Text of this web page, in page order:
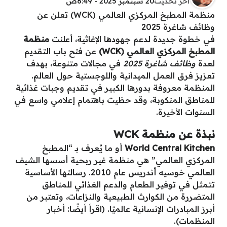
منظمة المطبخ المركزي العالمي (WCK) تعلن عن
وظائف شاغرة 2025
في خطوة جديدة لدعم جهودها الإغاثية، أعلنت منظمة
المطبخ المركزي العالمي (WCK)
عن فتح باب التقديم
لعدة وظائف شاغرة 2025
في مجالات متنوعة، بهدف
تعزيز فرق العمل الميدانية واللوجستية حول العالم.
المنظمة معروفة بدورها الكبير في تقديم وجبات غذائية
للمناطق المنكوبة، وقد حظيت باهتمام إعلامي واسع في
السنوات الأخيرة.
نبذة عن منظمة WCK
World Central Kitchen أو ما يُعرف بـ “المطبخ
المركزي العالمي” هي منظمة غير ربحية أسسها الشيف
العالمي خوسيه أندريس عام 2010. رسالتها الأساسية
تتمثل في توفير الطعام والدعم الغذائي للمناطق
المتضررة من الكوارث الطبيعية والنزاعات، وتعتبر من
أبرز المبادرات الإنسانية عالميًا. (اقرأ أيضًا: أخبار
المنظمات).